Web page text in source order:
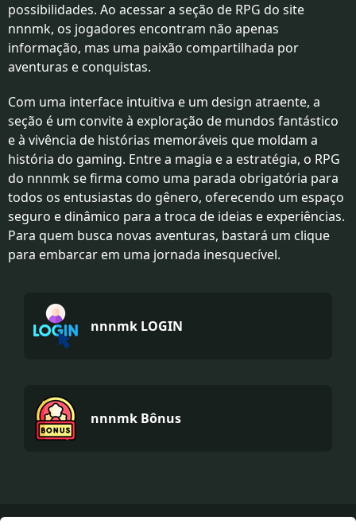
possibilidades. Ao acessar a seção de RPG do site
nnnmk, os jogadores encontram não apenas
informação, mas uma paixão compartilhada por
aventuras e conquistas.
Com uma interface intuitiva e um design atraente, a
seção é um convite à exploração de mundos fantástico
e à vivência de histórias memoráveis que moldam a
história do gaming. Entre a magia e a estratégia, o RPG
do nnnmk se firma como uma parada obrigatória para
todos os entusiastas do gênero, oferecendo um espaço
seguro e dinâmico para a troca de ideias e experiências.
Para quem busca novas aventuras, bastará um clique
para embarcar em uma jornada inesquecível.
nnnmk LOGIN
nnnmk Bônus